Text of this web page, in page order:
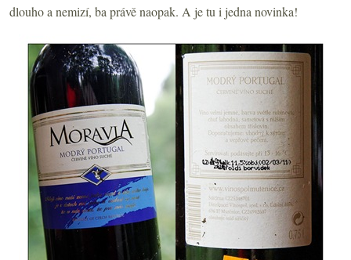
dlouho a nemizí, ba právě naopak. A je tu i jedna novinka!